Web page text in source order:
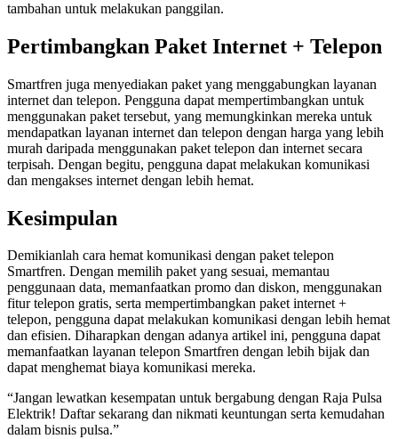
tambahan untuk melakukan panggilan.
Pertimbangkan Paket Internet + Telepon
Smartfren juga menyediakan paket yang menggabungkan layanan
internet dan telepon. Pengguna dapat mempertimbangkan untuk
menggunakan paket tersebut, yang memungkinkan mereka untuk
mendapatkan layanan internet dan telepon dengan harga yang lebih
murah daripada menggunakan paket telepon dan internet secara
terpisah. Dengan begitu, pengguna dapat melakukan komunikasi
dan mengakses internet dengan lebih hemat.
Kesimpulan
Demikianlah cara hemat komunikasi dengan paket telepon
Smartfren. Dengan memilih paket yang sesuai, memantau
penggunaan data, memanfaatkan promo dan diskon, menggunakan
fitur telepon gratis, serta mempertimbangkan paket internet +
telepon, pengguna dapat melakukan komunikasi dengan lebih hemat
dan efisien. Diharapkan dengan adanya artikel ini, pengguna dapat
memanfaatkan layanan telepon Smartfren dengan lebih bijak dan
dapat menghemat biaya komunikasi mereka.
“Jangan lewatkan kesempatan untuk bergabung dengan Raja Pulsa
Elektrik! Daftar sekarang dan nikmati keuntungan serta kemudahan
dalam bisnis pulsa.”